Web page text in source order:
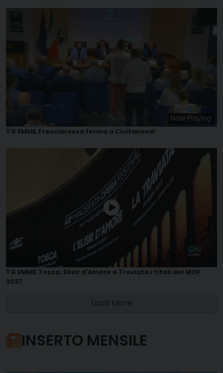
Now Playing
TG EMME.Frecciarossa ferma a Civitanova!
TG EMME.Tosca, Elisir d'Amore e Traviata i titoli del MOF
2027
Load More
INSERTO MENSILE